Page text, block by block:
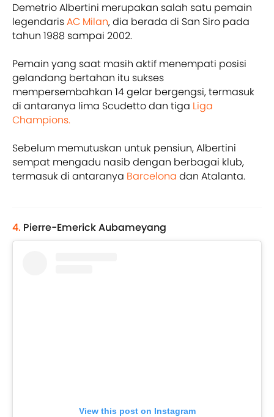
Demetrio Albertini merupakan salah satu pemain
legendarisAC Milan, dia berada di San Siro pada
tahun 1988 sampai 2002.
Pemain yang saat masih aktif menempati posisi
gelandang bertahan itu sukses
mempersembahkan 14 gelar bergengsi, termasuk
di antaranya lima Scudetto dan tiga Liga
Champions.
Sebelum memutuskan untuk pensiun, Albertini
sempat mengadu nasib dengan berbagai klub,
termasuk di antaranya Barcelona dan Atalanta.
4. Pierre-Emerick Aubameyang
View this post on Instagram